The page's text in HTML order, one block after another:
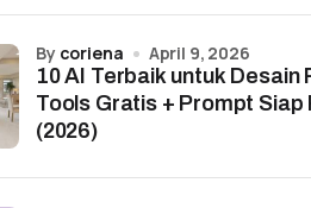
10 AI Terbaik untuk Desain
Tools Gratis + Prompt Siap
(2026)
by coriena April 9, 2026